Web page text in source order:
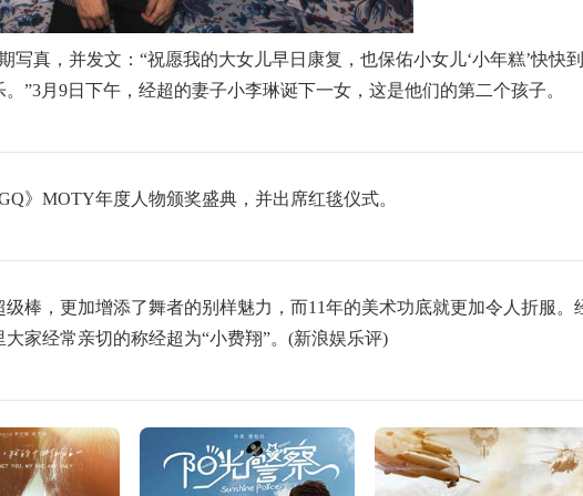
真，并发文：“祝愿我的大女儿早日康复，也保佑小女儿‘小年糕’快快到
”3月9日下午，经超的妻子小李琳诞下一女，这是他们的第二个孩子。
MOTY年度人物颁奖盛典，并出席红毯仪式。
，更加增添了舞者的别样魅力，而11年的美术功底就更加令人折服。
家经常亲切的称经超为“小费翔”。(新浪娱乐评)